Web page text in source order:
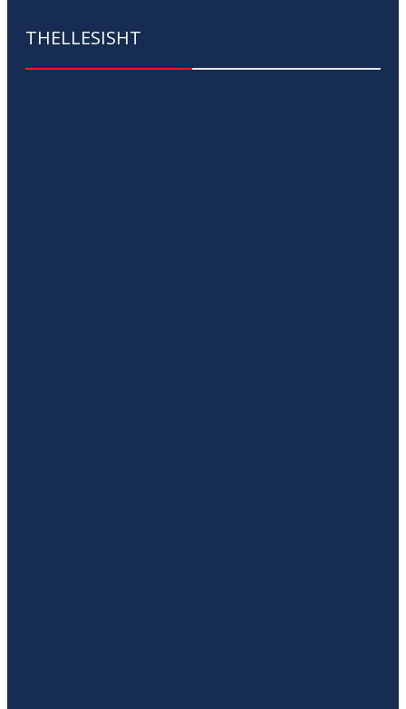
THELLESISHT